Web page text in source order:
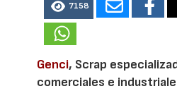
7158
Genci, Scrap
comerciales e